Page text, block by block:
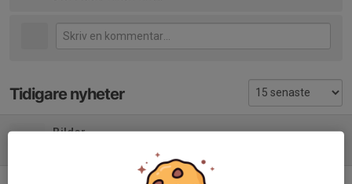
Tidigare nyheter
Bilder